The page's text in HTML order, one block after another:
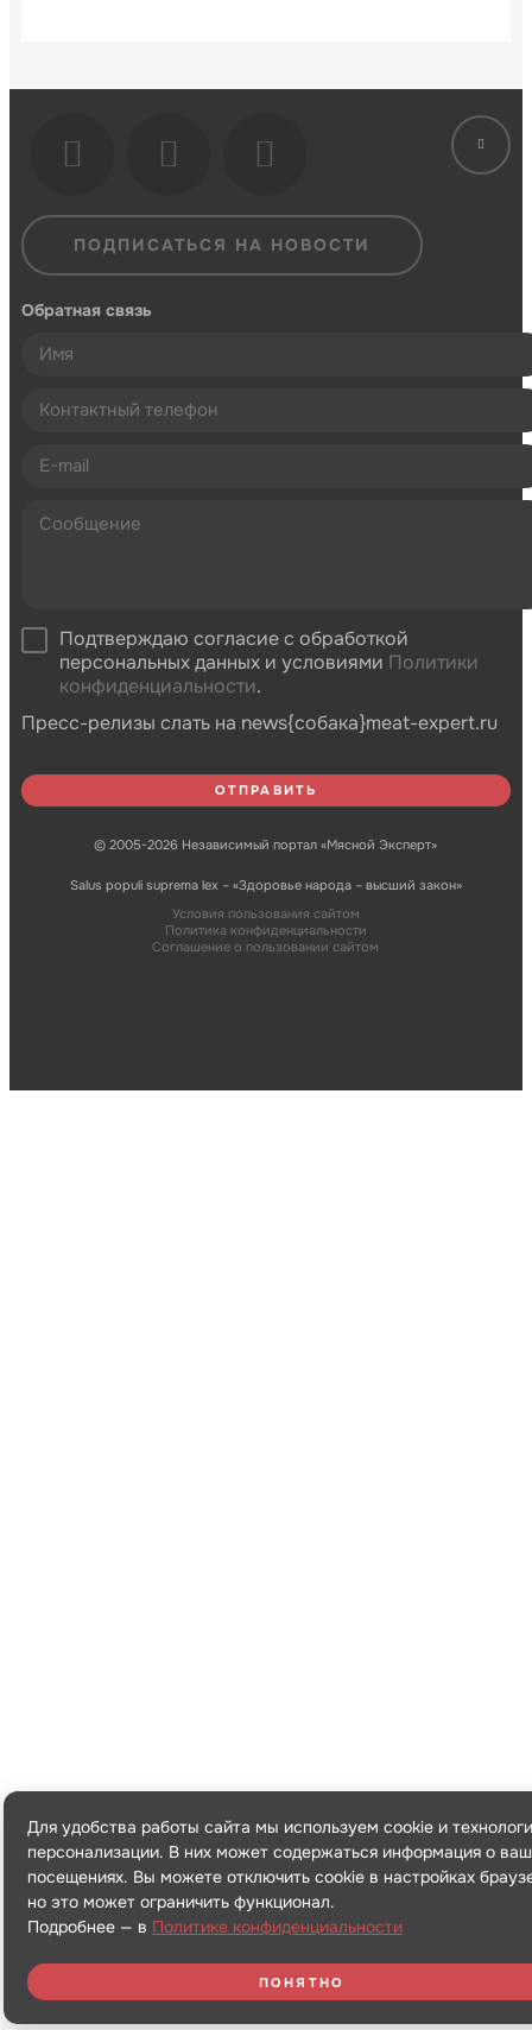
ПОДПИСАТЬСЯ НА НОВОСТИ
Обратная связь
Подтверждаю согласие с обработкой
персональных данных и условиями Политики
конфиденциальности.
Пресс-релизы слать на news{собака}meat-expert.ru
© 2005-2026 Независимый портал «Мясной Эксперт»
Salus populi suprema lex – «Здоровье народа – высший закон»
Условия пользования сайтом
Политика конфиденциальности
Соглашение о пользовании сайтом
Для удобства работы сайта мы используем cookie и
персонализации. В них может содержаться информация о
посещениях. Вы можете отключить cookie в настройках
но это может ограничить функционал.
Подробнее — в Политике конфиденциальности
ПОНЯТНО